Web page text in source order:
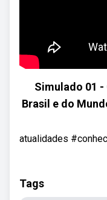
Simulado 01
Brasil e do
atualidades
Tags